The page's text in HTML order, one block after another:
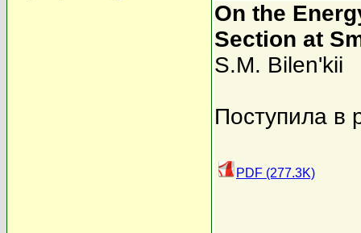
On the
Section at
S.M. Bilen'kii
Поступила в
PDF (277.3K)